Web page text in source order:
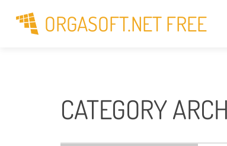
ORGASOFT.NET FREE
CATEGORY